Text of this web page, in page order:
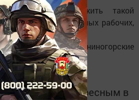
может послужить такой
для нынешних наёмных рабочих,
"в конверте".
в номере газеты Лениногорские
важным и интересным в